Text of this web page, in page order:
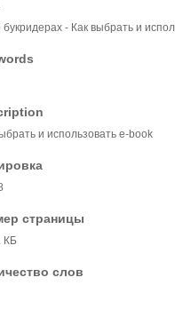
букридерах - Как выбрать и
и использовать e-book
страницы
КБ
слов